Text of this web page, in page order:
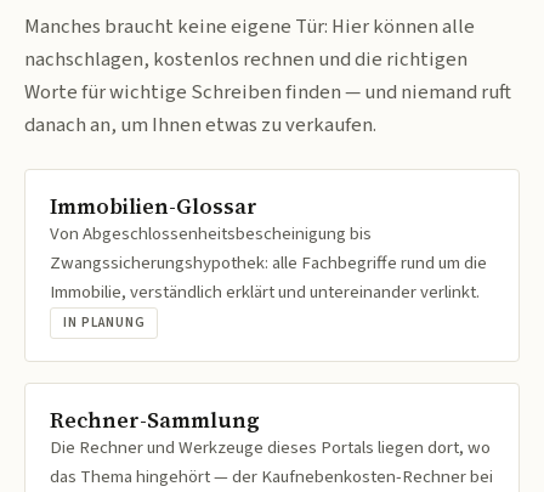
Manches braucht keine eigene Tür: Hier können alle
nachschlagen, kostenlos rechnen und die richtigen
Worte für wichtige Schreiben finden — und niemand ruft
danach an, um Ihnen etwas zu verkaufen.
Immobilien-Glossar
Von Abgeschlossenheitsbescheinigung bis
Zwangssicherungshypothek: alle Fachbegriffe rund um die
Immobilie, verständlich erklärt und untereinander verlinkt.
IN PLANUNG
Rechner-Sammlung
Die Rechner und Werkzeuge dieses Portals liegen dort, wo
das Thema hingehört — der Kaufnebenkosten-Rechner bei